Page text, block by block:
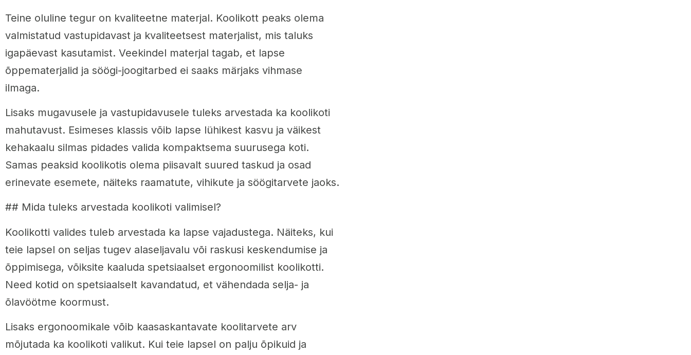
Teine oluline tegur on kvaliteetne materjal. Koolikott peaks olema
valmistatud vastupidavast ja kvaliteetsest materjalist, mis taluks
igapäevast kasutamist. Veekindel materjal tagab, et lapse
õppematerjalid ja söögi-joogitarbed ei saaks märjaks vihmase
ilmaga.
Lisaks mugavusele ja vastupidavusele tuleks arvestada ka koolikoti
mahutavust. Esimeses klassis võib lapse lühikest kasvu ja väikest
kehakaalu silmas pidades valida kompaktsema suurusega koti.
Samas peaksid koolikotis olema piisavalt suured taskud ja osad
erinevate esemete, näiteks raamatute, vihikute ja söögitarvete jaoks.
## Mida tuleks arvestada koolikoti valimisel?
Koolikotti valides tuleb arvestada ka lapse vajadustega. Näiteks, kui
teie lapsel on seljas tugev alaseljavalu või raskusi keskendumise ja
õppimisega, võiksite kaaluda spetsiaalset ergonoomilist koolikotti.
Need kotid on spetsiaalselt kavandatud, et vähendada selja- ja
õlavöötme koormust.
Lisaks ergonoomikale võib kaasaskantavate koolitarvete arv
mõjutada ka koolikoti valikut. Kui teie lapsel on palju õpikuid ja